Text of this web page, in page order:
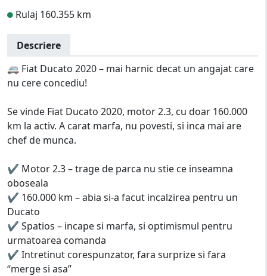
Rulaj 160.355 km
Descriere
🚐 Fiat Ducato 2020 – mai harnic decat un angajat care
nu cere concediu!
Se vinde Fiat Ducato 2020, motor 2.3, cu doar 160.000
km la activ. A carat marfa, nu povesti, si inca mai are
chef de munca.
✔ Motor 2.3 – trage de parca nu stie ce inseamna
oboseala
✔ 160.000 km – abia si-a facut incalzirea pentru un
Ducato
✔ Spatios – incape si marfa, si optimismul pentru
urmatoarea comanda
✔ Intretinut corespunzator, fara surprize si fara
“merge si asa”